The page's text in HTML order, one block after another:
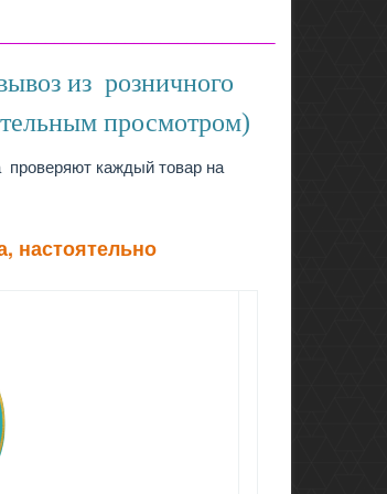
из розничного
просмотром)
проверяют каждый товар на
настоятельно